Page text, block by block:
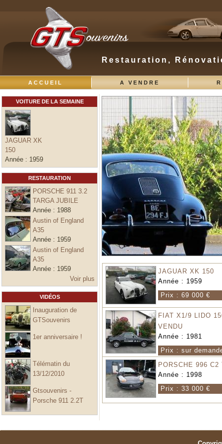
Restauration,
ACCUEIL A VENDRE
VOITURE DE LA SEMAINE
JAGUAR XK
150
Année : 1959
RESTAURATION
PORSCHE 911 3.2
TARGA JUBILE
Année : 1988
Austin of England
A35
Année : 1959
Austin of England
A35
Année : 1959
Voir plus
VIDÉOS
Inauguration de
GTSouvenirs
1er anniversaire !
Télématin du
13/12/2010
Gtsouvenirs -
Porsche 911 2.2T
JAGUAR XK 150
Année : 1959
Prix : 69 000 €
FIAT X1/9 LIDO
VENDU
Année : 1981
Prix : sur
PORSCHE 996 C2
Année : 1998
Prix : 33 000 €